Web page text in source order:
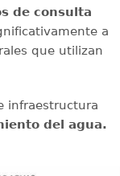
de consulta
a
que utilizan
infraestructura
del agua.